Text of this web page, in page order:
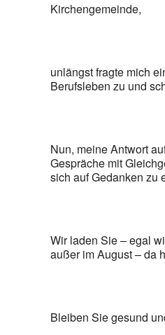
Kirchengemeinde,
unlängst fragte mich
Berufsleben zu und
Nun, meine Antwort
Gespräche mit
sich auf Gedanken zu
Wir laden Sie – egal
außer im August – da
Bleiben Sie gesund